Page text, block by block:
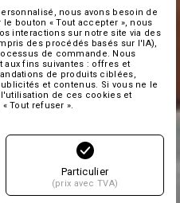
nous avons besoin de
bouton « Tout accepter », nous
interactions sur notre site via des
des procédés basés sur l'IA),
de commande. Nous
fins suivantes : offres et
de produits ciblées,
et contenus. Si vous ne le
de ces cookies et
Tout refuser ».
Particulier
(prix avec TVA)